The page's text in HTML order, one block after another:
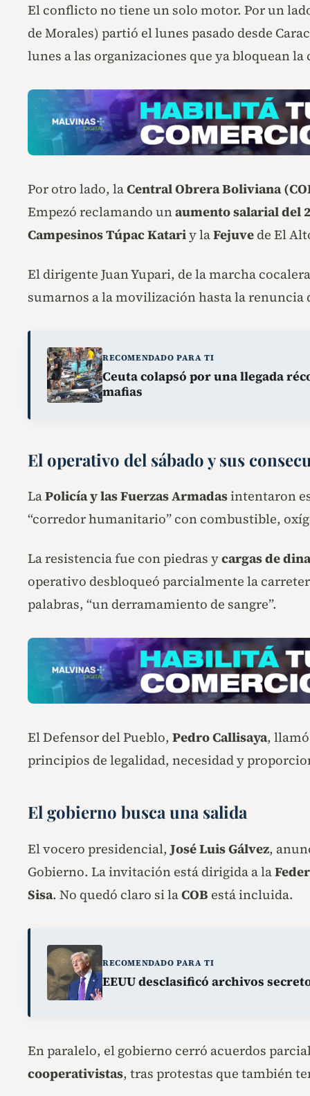
El conflicto no tiene un solo motor. Por un
de Morales) partió el lunes pasado desde
lunes a las organizaciones que ya bloquean la
Por otro lado, laCentral Obrera Boliviana
Empezó reclamando unaumento salarial del
Campesinos Túpac Katariy laFejuve de El
El dirigente Juan Yupari, de la marcha
sumarnos a la movilización hasta la renuncia
RECOMENDADO PARA TI
Ceuta colapsó por una llegada
mafias
El operativo del sábado y sus
LaPolicía y las Fuerzas Armadasintentaron
“corredor humanitario” con combustible,
La resistencia fue con piedras ycargas de
operativo desbloqueó parcialmente la
palabras, “un derramamiento de sangre”.
El Defensor del Pueblo, Pedro Callisaya,
principios de legalidad, necesidad y
El gobierno busca una salida
El vocero presidencial, José Luis Gálvez,
Gobierno. La invitación está dirigida a la
Sisa. No quedó claro si laCOB está incluida.
RECOMENDADO PARA TI
EEUU desclasificó archivos
En paralelo, el gobierno cerró acuerdos
cooperativistas, tras protestas que también